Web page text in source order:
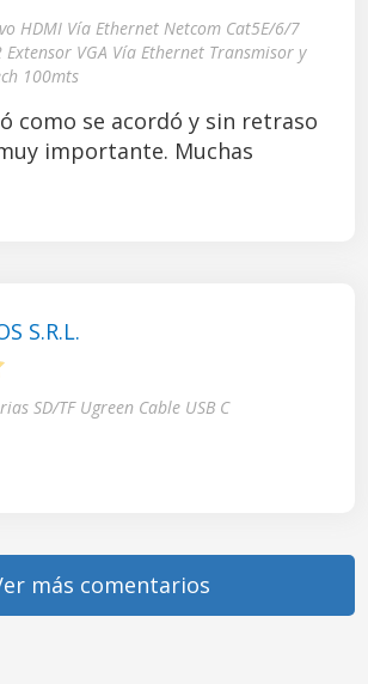
HDMI Vía Ethernet Netcom Cat5E/6/7
VGA Vía Ethernet Transmisor y
100mts
como se acordó y sin retraso
importante. Muchas
S.R.L.
SD/TF Ugreen Cable USB C
más comentarios